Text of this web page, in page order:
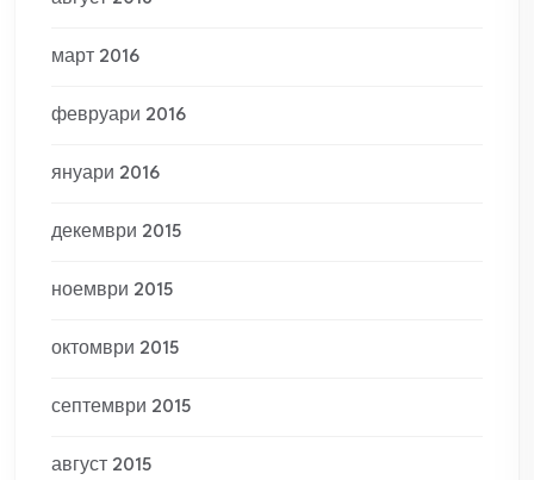
март 2016
февруари 2016
януари 2016
декември 2015
ноември 2015
октомври 2015
септември 2015
август 2015